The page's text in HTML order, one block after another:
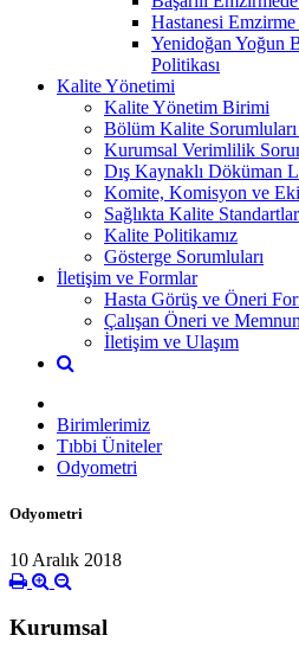
Hastanesi Emzirme
Yenidoğan Yoğun
Politikası
Kalite Yönetimi
Kalite Yönetim Birimi
Bölüm Kalite
Kurumsal Verimlilik
Dış Kaynaklı Döküman
Komite, Komisyon ve
Sağlıkta Kalite
Kalite Politikamız
Gösterge Sorumluları
İletişim ve Formlar
Hasta Görüş ve Öneri
Çalışan Öneri ve
İletişim ve Ulaşım
Birimlerimiz
Tıbbi Üniteler
Odyometri
Odyometri
10 Aralık 2018
Kurumsal